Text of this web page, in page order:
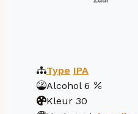
Type IPA
Alcohol 6
Kleur 30